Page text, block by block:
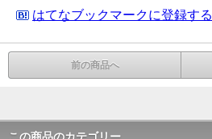
はてなブックマークに登録する
前の商品へ